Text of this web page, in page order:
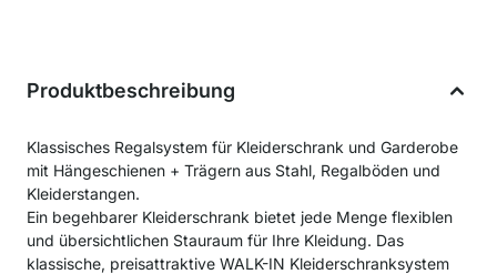
Produktbeschreibung
Klassisches Regalsystem für Kleiderschrank und Garderobe
mit Hängeschienen + Trägern aus Stahl, Regalböden und
Kleiderstangen.
Ein begehbarer Kleiderschrank bietet jede Menge flexiblen
und übersichtlichen Stauraum für Ihre Kleidung. Das
klassische, preisattraktive WALK-IN Kleiderschranksystem